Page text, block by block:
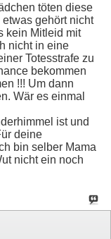
töten diese
gehört nicht
kein Mitleid mit
nicht in eine
Totesstrafe zu
bekommen
!!! Um dann
Wär es einmal
ist und
deine
bin selber Mama
nicht ein noch